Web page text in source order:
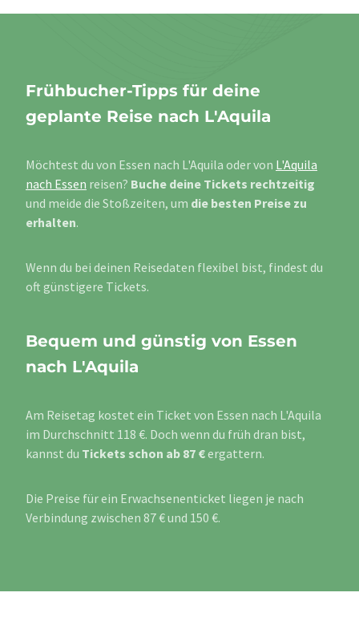
Frühbucher-Tipps für deine
geplante Reise nach L'Aquila
Möchtest du von Essen nach L'Aquila oder von L'Aquila
nach Essen reisen? Buche deine Tickets rechtzeitig
und meide die Stoßzeiten, um die besten Preise zu
erhalten.
Wenn du bei deinen Reisedaten flexibel bist, findest du
oft günstigere Tickets.
Bequem und günstig von Essen
nach L'Aquila
Am Reisetag kostet ein Ticket von Essen nach L'Aquila
im Durchschnitt 118 €. Doch wenn du früh dran bist,
kannst du Tickets schon ab 87 €ergattern.
Die Preise für ein Erwachsenenticket liegen je nach
Verbindung zwischen 87 € und 150 €.